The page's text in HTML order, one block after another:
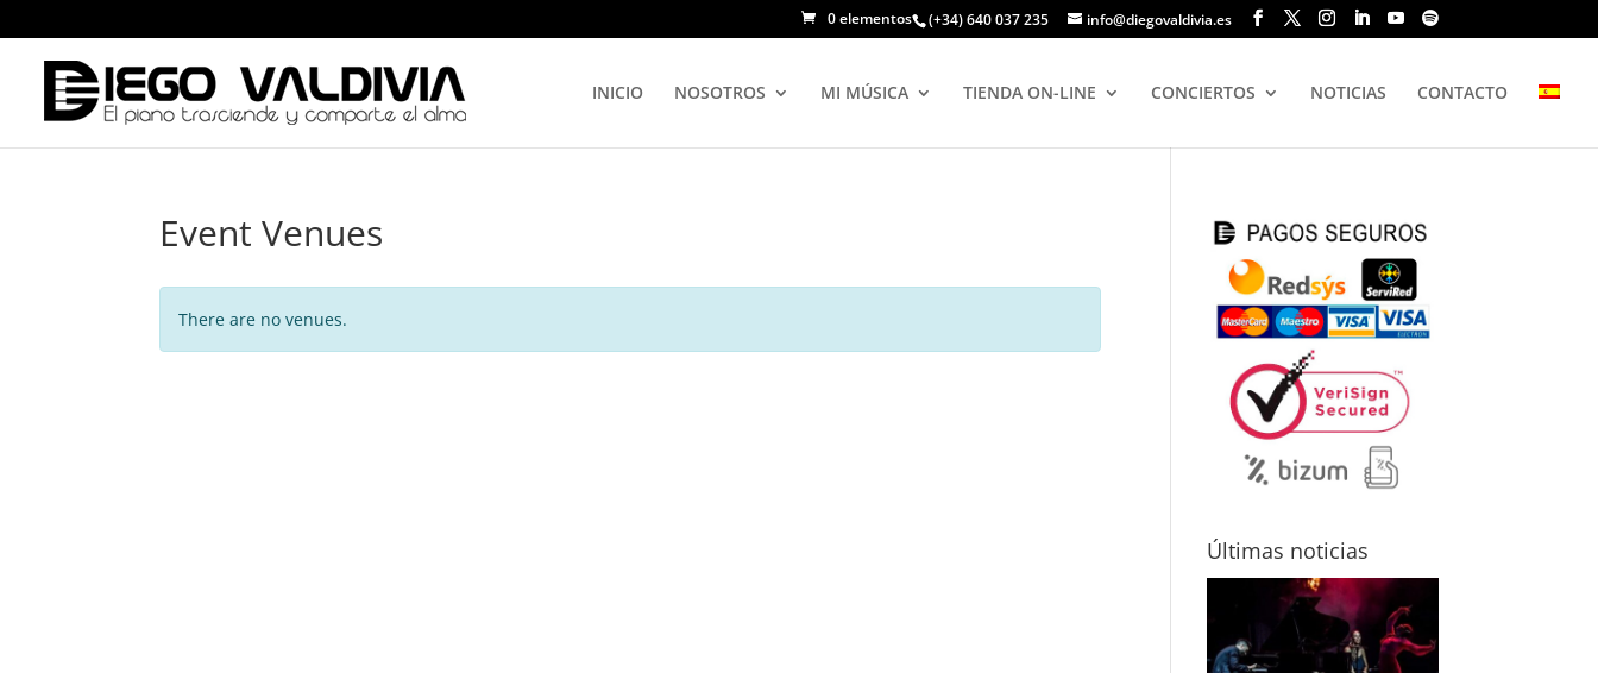
(+34) 640 037 235 info@diegovaldivia.es
0 elementos
INICIO NOSOTROS MI MÚSICA TIENDA ON-LINE CONCIERTOS NOTICIAS CONTACTO
Event Venues
There are no venues.
Últimas noticias